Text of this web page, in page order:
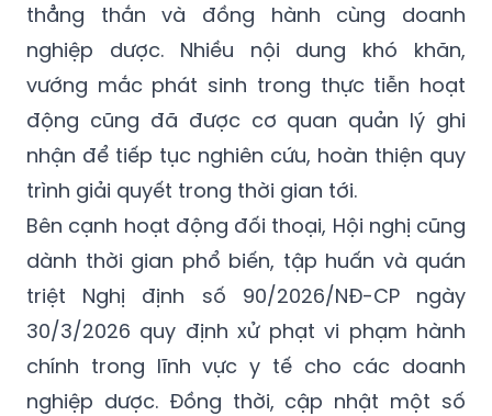
thẳng thắn và đồng hành cùng doanh
nghiệp dược. Nhiều nội dung khó khăn,
vướng mắc phát sinh trong thực tiễn hoạt
động cũng đã được cơ quan quản lý ghi
nhận để tiếp tục nghiên cứu, hoàn thiện quy
trình giải quyết trong thời gian tới.
Bên cạnh hoạt động đối thoại, Hội nghị cũng
dành thời gian phổ biến, tập huấn và quán
triệt Nghị định số 90/2026/NĐ-CP ngày
30/3/2026 quy định xử phạt vi phạm hành
chính trong lĩnh vực y tế cho các doanh
nghiệp dược. Đồng thời, cập nhật một số